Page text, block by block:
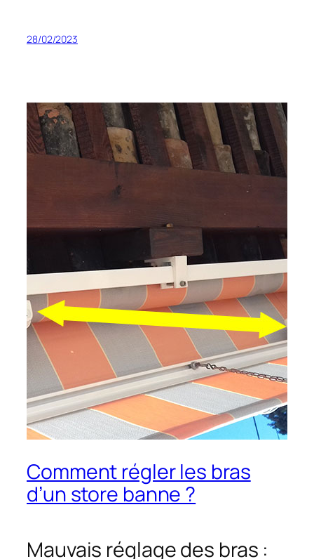
28/02/2023
Comment régler les bras
d’un store banne ?
Mauvais réglage des bras :